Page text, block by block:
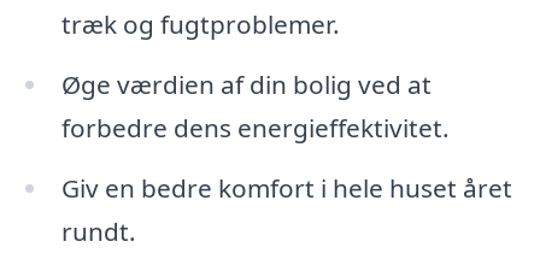
træk og fugtproblemer.
Øge værdien af din bolig ved at
forbedre dens energieffektivitet.
Giv en bedre komfort i hele huset året
rundt.